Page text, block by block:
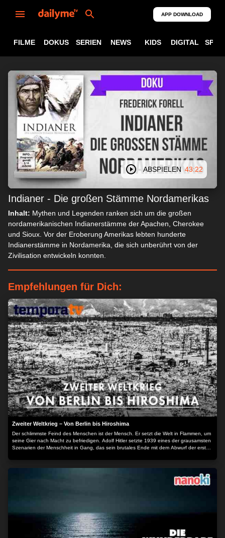
APP DOWNLOAD
FILME DOKUS SERIEN NEWS KIDS DIGITAL
ABSPIELEN 43:22
Indianer - Die großen Stämme Nordamerikas
Inhalt: Mythen und Legenden ranken sich um die großen
nordamerikanischen Indianerstämme der Apachen, Cherokee
und Sioux. Vor der Eroberung Amerikas lebten hunderte
Indianerstämme in Nordamerika, die sich unberührt von der
Zivilisation entwickeln konnten.
Empfehlungen für Dich:
Zweiter Weltkrieg – Von Berlin bis Hiroshima
Der schlimmste Feind des Menschen ist der Mensch. Er setzt die Welt in Flammen, um
seine Gier nach Macht zu befriedigen. Adolf Hitler setzte 1939 eines der grausamsten
Szenarien der Menschheit in Gang, das sein brutales Ende mit dem Abwurf der ersten
PICTURES GmbH, Lochhamer Str. 9, 82152 Planegg/München